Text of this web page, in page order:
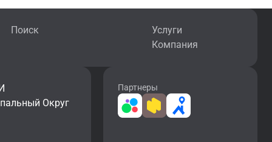
Поиск
Услуги
Компания
Округ
Партнеры